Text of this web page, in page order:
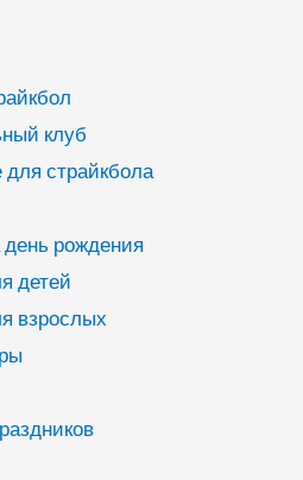
клуб
страйкбола
день рождения
детей
взрослых